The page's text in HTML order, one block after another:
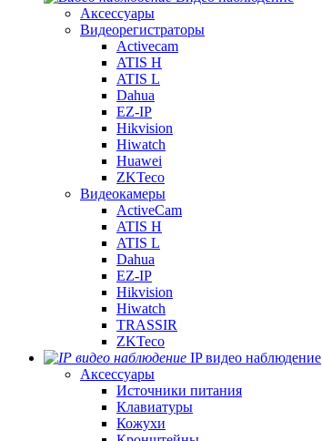
Аксессуары
Видеорегистраторы
Activecam
ATIS H
ATIS L
Dahua
EZ-IP
Hikvision
Hiwatch
Huawei
ZKTeco
Видеокамеры
ActiveCam
ATIS H
ATIS L
Dahua
EZ-IP
Hikvision
Hiwatch
TRASSIR
ZKTeco
IP видео наблюдение
Аксессуары
Источники питания
Клавиатуры
Кожухи